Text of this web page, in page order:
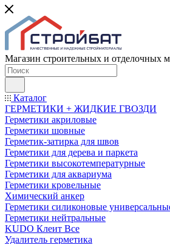
Магазин строительных и отделочных
Каталог
ГЕРМЕТИКИ + ЖИДКИЕ ГВОЗДИ
Герметики акриловые
Герметики шовные
Герметик-затирка для швов
Герметики для дерева и паркета
Герметики высокотемпературные
Герметики для аквариума
Герметики кровельные
Химический анкер
Герметики силиконовые
Герметики нейтральные
KUDO Клеит Все
Удалитель герметика